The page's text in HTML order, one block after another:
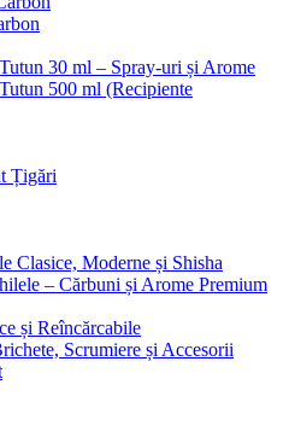
30 ml – Spray-uri și Arome
500 ml (Recipiente
Țigări
Clasice, Moderne și Shisha
– Cărbuni și Arome Premium
și Reîncărcabile
Scrumiere și Accesorii